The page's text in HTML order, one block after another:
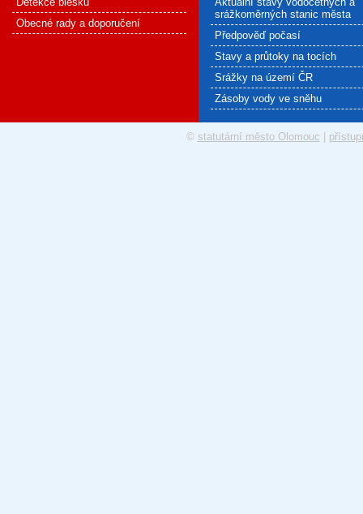
Obecné rady a doporučení
srážkoměrných stanic města
Předpověď počasí
Stavy a průtoky na tocích
Srážky na území ČR
Zásoby vody ve sněhu
© statutární město Olomouc